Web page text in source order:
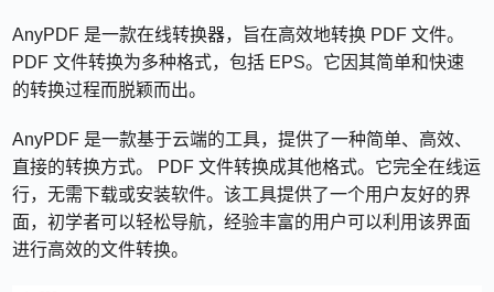
AnyPDF 是一款在线转换器，旨在高效地转换 PDF 文件。
PDF 文件转换为多种格式，包括 EPS。它因其简单和快速
的转换过程而脱颖而出。
AnyPDF 是一款基于云端的工具，提供了一种简单、高效、
直接的转换方式。 PDF 文件转换成其他格式。它完全在线运
行，无需下载或安装软件。该工具提供了一个用户友好的界
面，初学者可以轻松导航，经验丰富的用户可以利用该界面
进行高效的文件转换。